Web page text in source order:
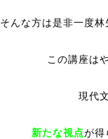
そんな方は是非一度林
この講座は
現代
新たな視点が得